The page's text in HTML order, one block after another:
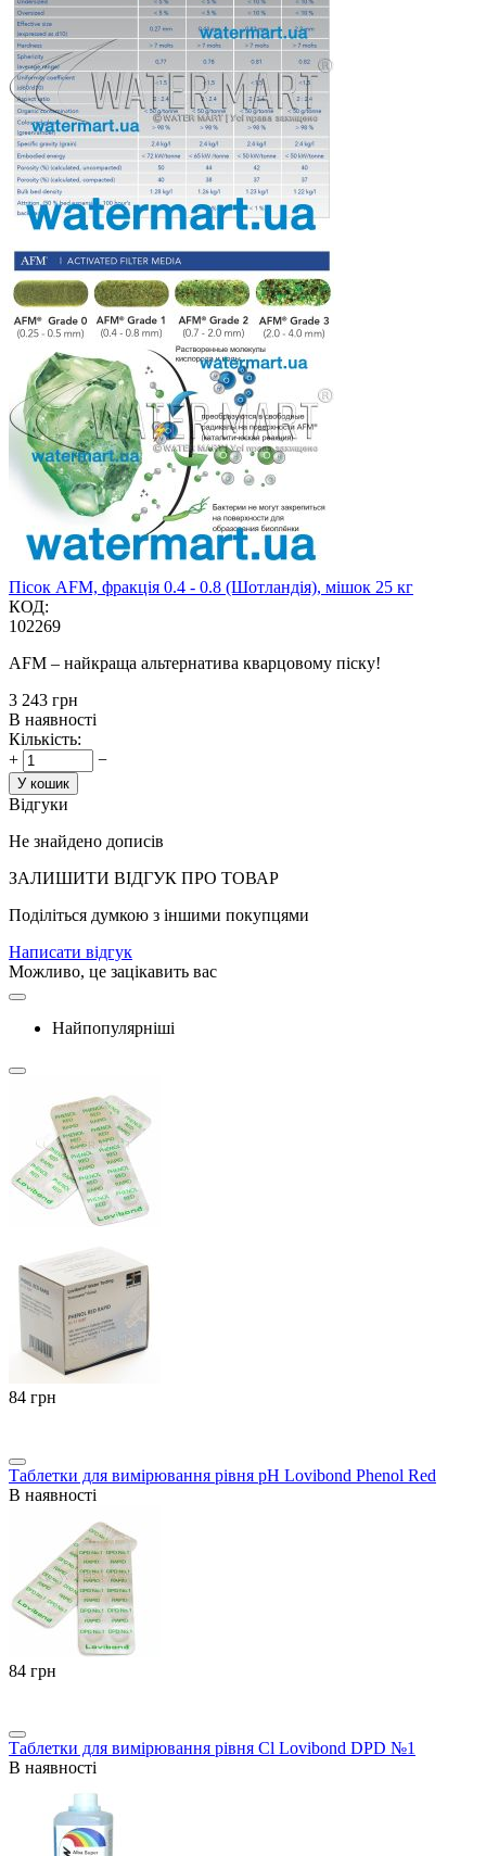
Пісок AFM, фракція 0.4 - 0.8 (Шотландія), мішок 25 кг
КОД:
102269
AFM – найкраща альтернатива кварцовому піску!
‍3 243‍ грн
В наявності
Кількість:
+
−
У кошик
Відгуки
Не знайдено дописів
ЗАЛИШИТИ ВIДГУК ПРО ТОВАР
Поділіться думкою з іншими покупцями
Написати відгук
Можливо, це зацікавить вас
Найпопулярніші
‍84‍ грн
Таблетки для вимірювання рівня pH Lovibond Phenol Red
В наявності
‍84‍ грн
Таблетки для вимірювання рівня Cl Lovibond DPD №1
В наявності